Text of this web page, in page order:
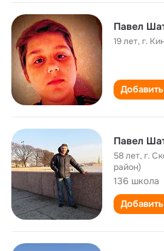
Павел
19 лет,г.
Павел
58 лет,г.
район)
136 школа